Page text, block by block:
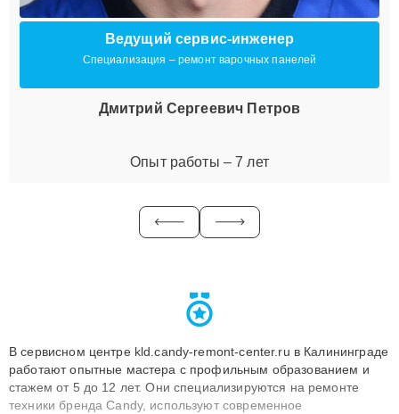
Ведущий сервис-инженер
Специализация – ремонт варочных панелей
Дмитрий Сергеевич Петров
Опыт работы – 7 лет
В сервисном центре kld.candy-remont-center.ru в Калининграде
работают опытные мастера с профильным образованием и
стажем от 5 до 12 лет. Они специализируются на ремонте
техники бренда Candy, используют современное